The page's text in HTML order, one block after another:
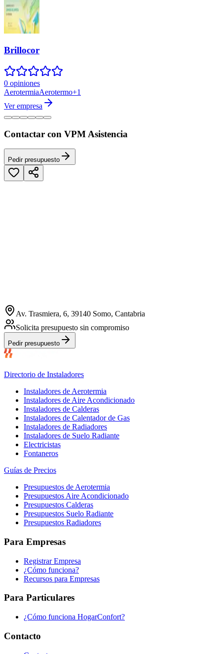
Brillocor
0 opiniones
AerotermiaAerotermo+1
Ver empresa
Contactar con VPM Asistencia
Pedir presupuesto
Av. Trasmiera, 6, 39140 Somo, Cantabria
Solicita presupuesto sin compromiso
Pedir presupuesto
Directorio de Instaladores
Instaladores de Aerotermia
Instaladores de Aire Acondicionado
Instaladores de Calderas
Instaladores de Calentador de Gas
Instaladores de Radiadores
Instaladores de Suelo Radiante
Electricistas
Fontaneros
Guías de Precios
Presupuestos de Aerotermia
Presupuestos Aire Acondicionado
Presupuestos Calderas
Presupuestos Suelo Radiante
Presupuestos Radiadores
Para Empresas
Registrar Empresa
¿Cómo funciona?
Recursos para Empresas
Para Particulares
¿Cómo funciona HogarConfort?
Contacto